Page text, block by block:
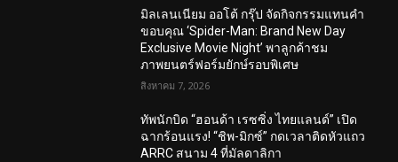
มิลเลนเนียม ออโต้ กรุ๊ป จัดกิจกรรมแทนคำ
ขอบคุณ ‘Spider-Man: Brand New Day
Exclusive Movie Night’ พาลูกค้าชม
ภาพยนตร์ฟอร์มยักษ์รอบพิเศษ
สิงหาคม 7, 2026
ทัพนักบิด “ฮอนด้า เรซซิ่ง ไทยแลนด์” เปิด
ฉากร้อนแรง! “ชิพ-มิกซ์” กดเวลาติดหัวแถว
ARRC สนาม 4 ที่มัลดาลิกา